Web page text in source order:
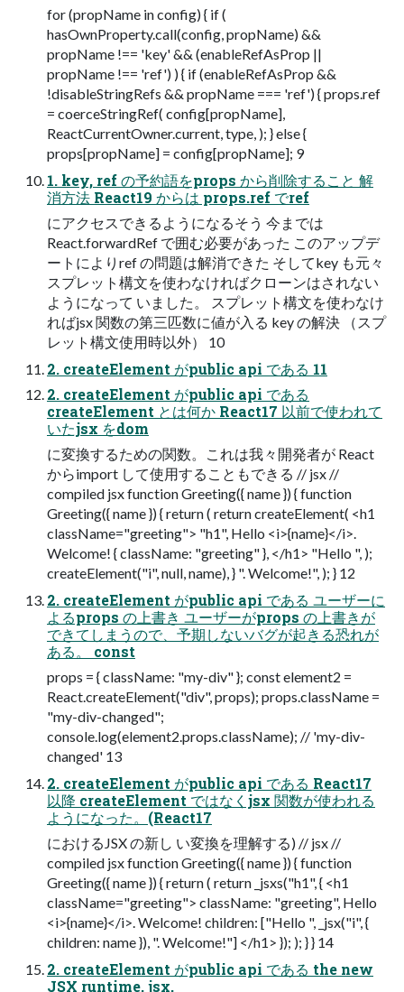
for (propName in config) { if (
hasOwnProperty.call(config, propName) &&
propName !== 'key' && (enableRefAsProp ||
propName !== 'ref') ) { if (enableRefAsProp &&
!disableStringRefs && propName === 'ref') { props.ref
= coerceStringRef( config[propName],
ReactCurrentOwner.current, type, ); } else {
props[propName] = config[propName]; 9
1. key, ref の予約語をprops から削除すること 解
消方法 React19 からは props.ref でref
にアクセスできるようになるそう 今までは
React.forwardRef で囲む必要があった このアップデ
ートによりref の問題は解消できた そしてkey も元々
スプレット構文を使わなければクローンはされない
ようになって いました。 スプレット構文を使わなけ
ればjsx 関数の第三匹数に値が入る key の解決 （スプ
レット構文使用時以外） 10
2. createElement がpublic api である 11
2. createElement がpublic api である
createElement とは何か React17 以前で使われて
いたjsx をdom
に変換するための関数。これは我々開発者が React
からimport して使用することもできる // jsx //
compiled jsx function Greeting({ name }) { function
Greeting({ name }) { return ( return createElement( <h1
className="greeting"> "h1", Hello <i>{name}</i>.
Welcome! { className: "greeting" }, </h1> "Hello ", );
createElement("i", null, name), } ". Welcome!", ); } 12
2. createElement がpublic api である ユーザーに
よるprops の上書き ユーザーがprops の上書きが
できてしまうので、予期しないバグが起きる恐れが
ある。 const
props = { className: "my-div" }; const element2 =
React.createElement("div", props); props.className =
"my-div-changed";
console.log(element2.props.className); // 'my-div-
changed' 13
2. createElement がpublic api である React17
以降 createElement ではなくjsx 関数が使われる
ようになった。(React17
におけるJSX の新し い変換を理解する) // jsx //
compiled jsx function Greeting({ name }) { function
Greeting({ name }) { return ( return _jsxs("h1", { <h1
className="greeting"> className: "greeting", Hello
<i>{name}</i>. Welcome! children: ["Hello ", _jsx("i", {
children: name }), ". Welcome!"] </h1> }); ); } } 14
2. createElement がpublic api である the new
JSX runtime, jsx,